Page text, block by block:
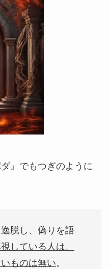
』でもつぎのように
脱し、偽りを語
している人は、
ものは無い。